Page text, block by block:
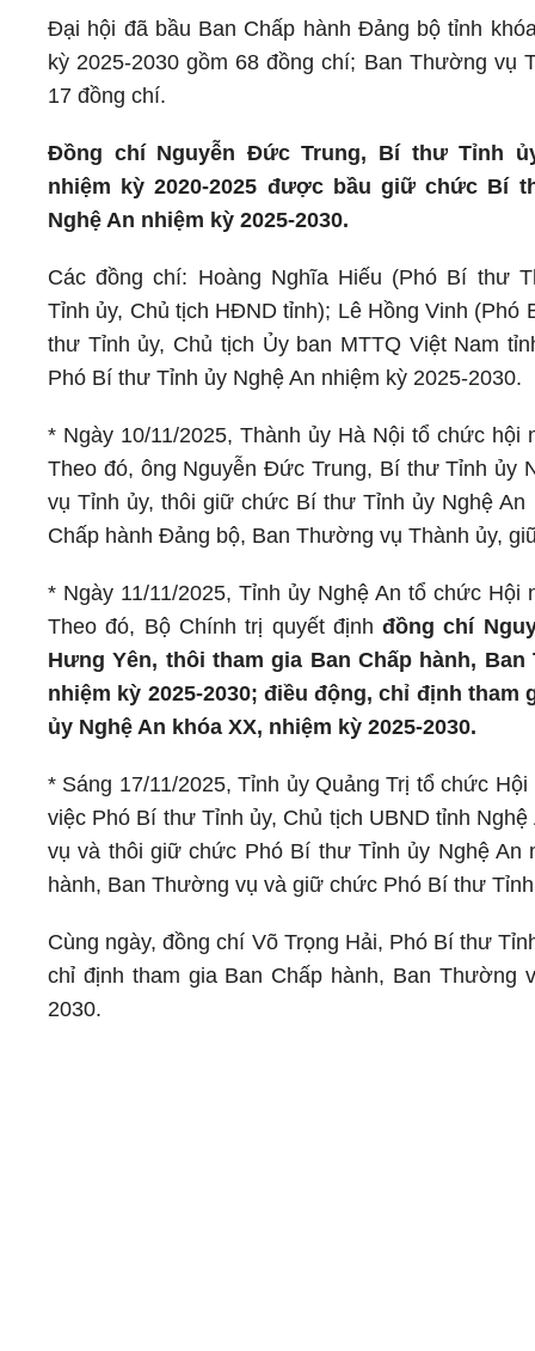
Đại hội đã bầu Ban Chấp hành Đảng bộ tỉnh
kỳ 2025-2030 gồm 68 đồng chí; Ban Thường vụ
17 đồng chí.
Đồng chí Nguyễn Đức Trung, Bí thư Tỉnh
nhiệm kỳ 2020-2025 được bầu giữ chức Bí
Nghệ An nhiệm kỳ 2025-2030.
Các đồng chí: Hoàng Nghĩa Hiếu (Phó Bí thư
Tỉnh ủy, Chủ tịch HĐND tỉnh); Lê Hồng Vinh
thư Tỉnh ủy, Chủ tịch Ủy ban MTTQ Việt Nam
Phó Bí thư Tỉnh ủy Nghệ An nhiệm kỳ 2025-2030.
* Ngày 10/11/2025, Thành ủy Hà Nội tổ chức
Theo đó, ông Nguyễn Đức Trung, Bí thư Tỉnh ủy
vụ Tỉnh ủy, thôi giữ chức Bí thư Tỉnh ủy Nghệ
Chấp hành Đảng bộ, Ban Thường vụ Thành ủy,
* Ngày 11/11/2025, Tỉnh ủy Nghệ An tổ chức
Theo đó, Bộ Chính trị quyết địnhđồng chí
Hưng Yên, thôi tham gia Ban Chấp hành,
nhiệm kỳ 2025-2030; điều động, chỉ định
ủy Nghệ An khóa XX, nhiệm kỳ 2025-2030.
* Sáng 17/11/2025, Tỉnh ủy Quảng Trị tổ chức
việc Phó Bí thư Tỉnh ủy, Chủ tịch UBND tỉnh
vụ và thôi giữ chức Phó Bí thư Tỉnh ủy Nghệ An
hành, Ban Thường vụ và giữ chức Phó Bí thư
Cùng ngày, đồng chí Võ Trọng Hải, Phó Bí thư
chỉ định tham gia Ban Chấp hành, Ban
2030.